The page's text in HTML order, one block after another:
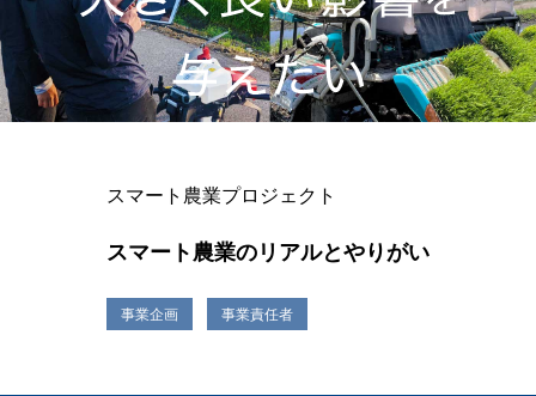
スマート農業プロジェクト
スマート農業のリアルとやりがい
事業企画 事業責任者